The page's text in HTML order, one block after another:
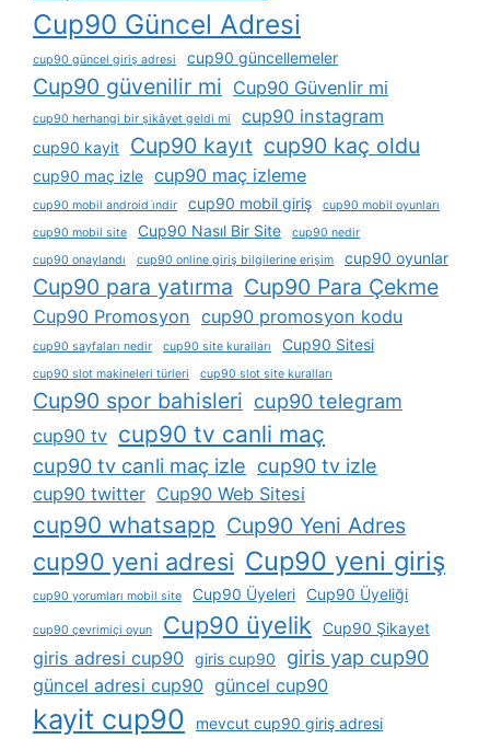
Cup90 Güncel Adresi
cup90 güncel giriş adresi cup90 güncellemeler
Cup90 güvenilir mi Cup90 Güvenlir mi
cup90 herhangi bir şikâyet geldi mi cup90 instagram
cup90 kayit Cup90 kayıt cup90 kaç oldu
cup90 maç izle cup90 maç izleme
cup90 mobil android i̇ndir cup90 mobil giriş
cup90 mobil oyunları
cup90 mobil site
Cup90 Nasıl Bir Site
cup90 nedir
cup90 onaylandı
cup90 online giriş bilgilerine erişim cup90 oyunlar
Cup90 para yatırma Cup90 Para Çekme
Cup90 Promosyon cup90 promosyon kodu
cup90 sayfaları nedir cup90 site kuralları Cup90 Sitesi
cup90 slot makineleri türleri cup90 slot site kuralları
Cup90 spor bahisleri cup90 telegram
cup90 tv cup90 tv canli maç
cup90 tv canli maç izle cup90 tv izle
cup90 twitter Cup90 Web Sitesi
cup90 whatsapp Cup90 Yeni Adres
cup90 yeni adresi Cup90 yeni giriş
cup90 yorumları mobil site Cup90 Üyeleri Cup90 Üyeliği
cup90 çevrimiçi oyun Cup90 üyelik Cup90 Şikayet
giris adresi cup90 giris cup90 giris yap cup90
güncel adresi cup90 güncel cup90
kayit cup90 mevcut cup90 giriş adresi